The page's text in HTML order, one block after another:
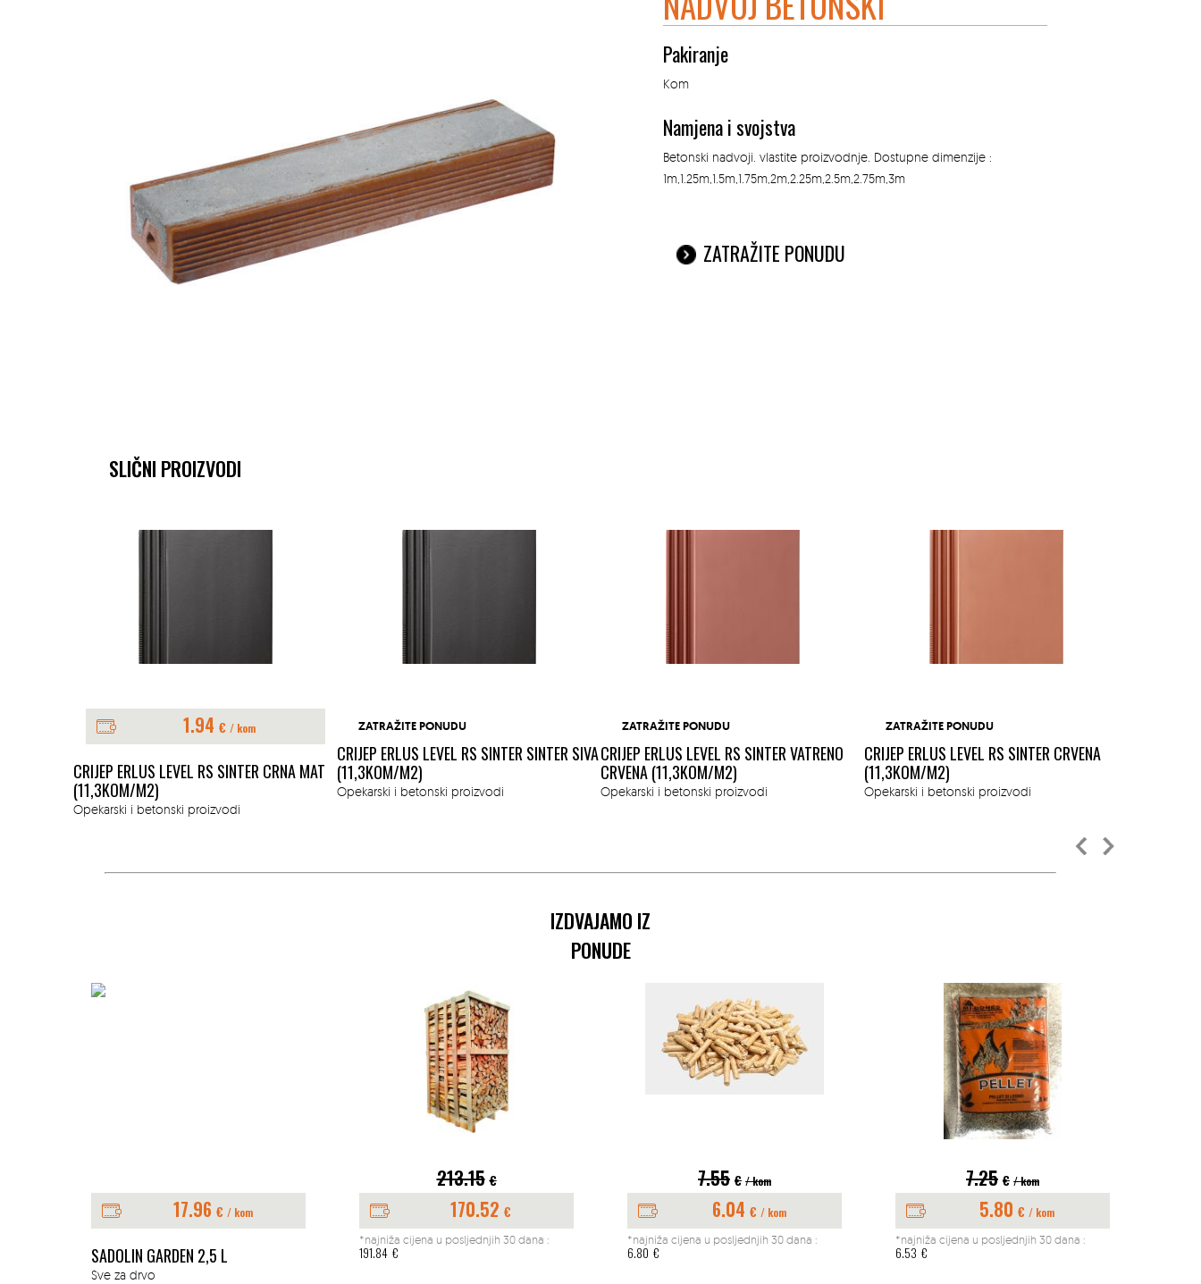
Pakiranje
Kom
Namjena i svojstva
Betonski nadvoji. vlastite proizvodnje. Dostupne dimenzije :
1m,1.25m,1.5m,1.75m,2m,2.25m,2.5m,2.75m,3m
ZATRAŽITE PONUDU
SLIČNI PROIZVODI
1.94 € / kom
CRIJEP ERLUS LEVEL RS SINTER CRNA MAT
(11,3KOM/M2)
Opekarski i betonski proizvodi
ZATRAŽITE PONUDU
CRIJEP ERLUS LEVEL RS SINTER SINTER SIVA
(11,3KOM/M2)
Opekarski i betonski proizvodi
ZATRAŽITE PONUDU
CRIJEP ERLUS LEVEL RS SINTER VATRENO
CRVENA (11,3KOM/M2)
Opekarski i betonski proizvodi
ZATRAŽITE PONUDU
CRIJEP ERLUS LEVEL RS SINTER CRVENA
(11,3KOM/M2)
Opekarski i betonski proizvodi
IZDVAJAMO IZ
PONUDE
17.96 € / kom
SADOLIN GARDEN 2,5 L
Sve za drvo
213.15 €
170.52 €
*najniža cijena u posljednjih 30 dana :
191.84 €
7.55 € / kom
6.04 € / kom
*najniža cijena u posljednjih 30 dana :
6.80 €
7.25 € / kom
5.80 € / kom
*najniža cijena u posljednjih 30 dana :
6.53 €